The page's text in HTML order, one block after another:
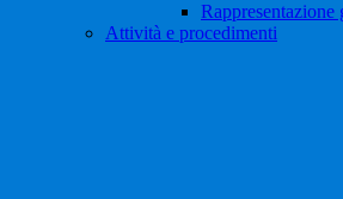
Rappresentazione
Attività e procedimenti